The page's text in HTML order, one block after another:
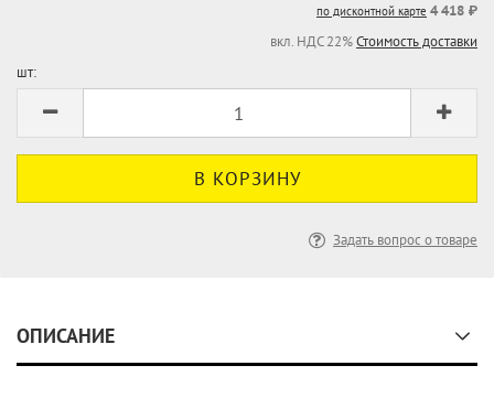
по дисконтной карте 4 418 ₽
вкл. НДС 22%Стоимость доставки
шт:
Задать вопрос о товаре
ОПИСАНИЕ